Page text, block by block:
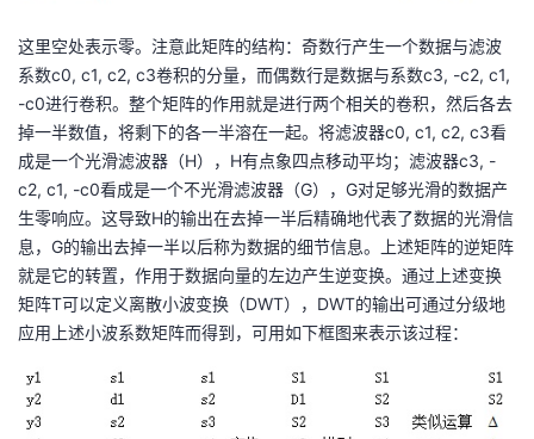
这里空处表示零。注意此矩阵的结构：奇数行产生一个数据与滤波
系数c0, c1, c2, c3卷积的分量，而偶数行是数据与系数c3, -c2, c1,
-c0进行卷积。整个矩阵的作用就是进行两个相关的卷积，然后各去
掉一半数值，将剩下的各一半溶在一起。 将滤波器c0, c1, c2, c3看
成是一个光滑滤波器（H），H有点象四点移动平均；滤波器c3, -
c2, c1, -c0看成是一个不光滑滤波器（G），G对足够光滑的数据产
生零响应。这导致H的输出在去掉一半后精确地代表了数据的光滑信
息，G的输出去掉一半以后称为数据的细节信息。
上述矩阵的逆矩阵
就是它的转置，作用于数据向量的左边产生逆变换。通过上述变换
矩阵T可以定义离散小波变换（DWT），DWT的输出可通过分级地
应用上述小波系数矩阵而得到，可用如下框图来表示该过程：